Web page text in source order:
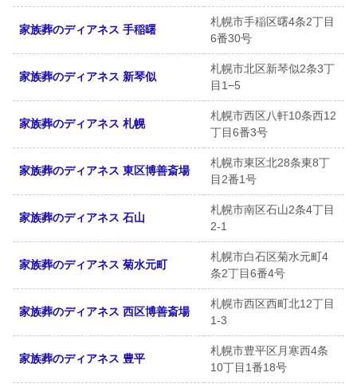
家族葬のディアネス 手稲曙
札幌市手稲区曙4条2丁目
6番30号
家族葬のディアネス 新琴似
札幌市北区新琴似2条3丁
目1−5
家族葬のディアネス 札幌
札幌市西区八軒10条西12
丁目6番3号
家族葬のディアネス 東区博善斎場
札幌市東区北28条東8丁
目2番1号
家族葬のディアネス 石山
札幌市南区石山2条4丁目
2-1
家族葬のディアネス 菊水元町
札幌市白石区菊水元町4
条2丁目6番4号
家族葬のディアネス 西区博善斎場
札幌市西区西町北12丁目
1-3
家族葬のディアネス 豊平
札幌市豊平区月寒西4条
10丁目1番18号